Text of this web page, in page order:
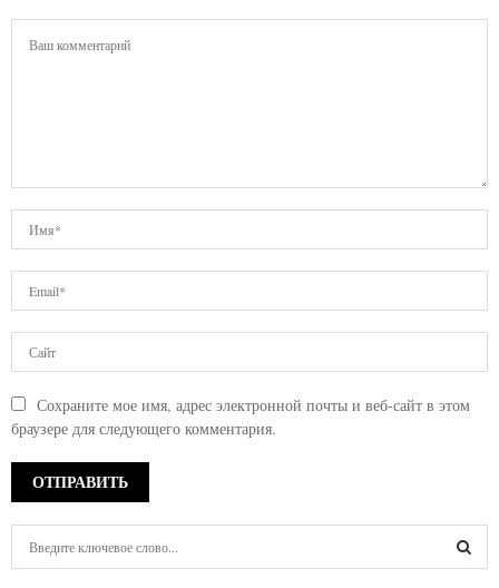
Сохраните мое имя, адрес электронной почты и веб-сайт в этом
браузере для следующего комментария.